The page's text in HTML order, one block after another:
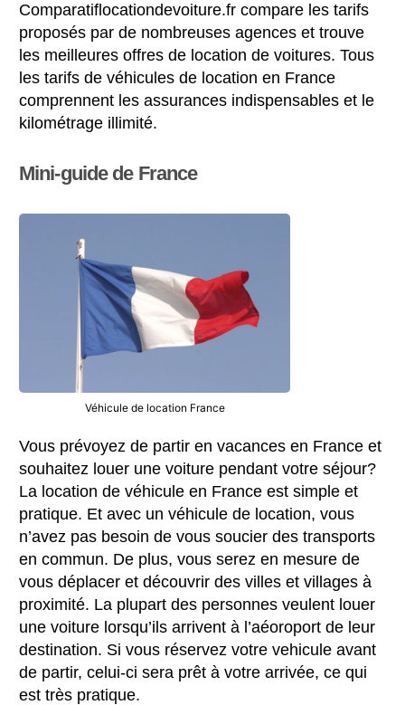
Comparatiflocationdevoiture.fr compare les tarifs
proposés par de nombreuses agences et trouve
les meilleures offres de location de voitures. Tous
les tarifs de véhicules de location en France
comprennent les assurances indispensables et le
kilométrage illimité.
Mini-guide de France
Véhicule de location France
Vous prévoyez de partir en vacances en France et
souhaitez louer une voiture pendant votre séjour?
La location de véhicule en France est simple et
pratique. Et avec un véhicule de location, vous
n’avez pas besoin de vous soucier des transports
en commun. De plus, vous serez en mesure de
vous déplacer et découvrir des villes et villages à
proximité. La plupart des personnes veulent louer
une voiture lorsqu’ils arrivent à l’aéoroport de leur
destination. Si vous réservez votre vehicule avant
de partir, celui-ci sera prêt à votre arrivée, ce qui
est très pratique.